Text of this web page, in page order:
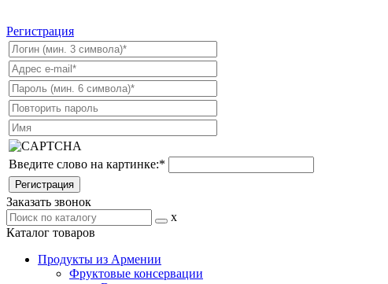
Регистрация
Введите слово на картинке:*
Заказать звонок
x
Каталог товаров
Продукты из Армении
Фруктовые консервации